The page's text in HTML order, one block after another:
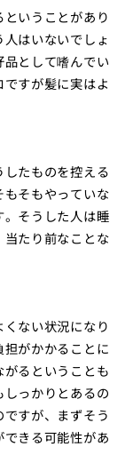
ということがあり
はいないでしょ
として嗜んでい
すが髪に実はよ
たものを控える
もそもやっていな
そうした人は睡
たり前なことな
ない状況になり
がかかることに
るということも
っかりとあるの
すが、まずそう
きる可能性があ